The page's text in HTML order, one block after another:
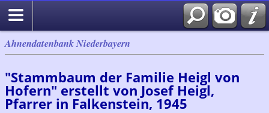
Ahnendatenbank Niederbayern
"Stammbaum der Familie Heigl von
Hofern" erstellt von Josef Heigl,
Pfarrer in Falkenstein, 1945